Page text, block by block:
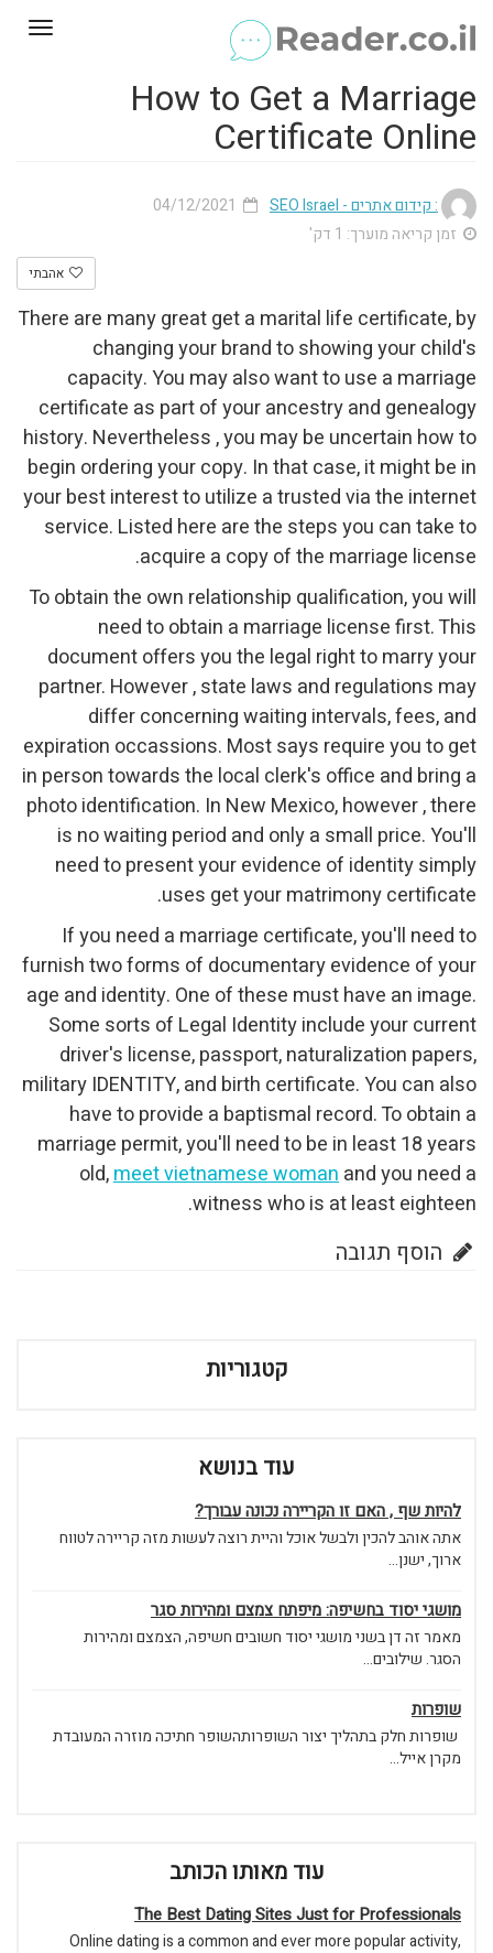
How to Get a Marriage
Certificate Online
: קידום אתרים - SEO Israel
זמן קריאה מוערך: 1 דק'
אהבתי
There are many great get a marital life certificate, by
changing your brand to showing your child's
capacity. You may also want to use a marriage
certificate as part of your ancestry and genealogy
history. Nevertheless , you may be uncertain how to
begin ordering your copy. In that case, it might be in
your best interest to utilize a trusted via the internet
service. Listed here are the steps you can take to
acquire a copy of the marriage license.
To obtain the own relationship qualification, you will
need to obtain a marriage license first. This
document offers you the legal right to marry your
partner. However , state laws and regulations may
differ concerning waiting intervals, fees, and
expiration occassions. Most says require you to get
in person towards the local clerk's office and bring a
photo identification. In New Mexico, however , there
is no waiting period and only a small price. You'll
need to present your evidence of identity simply
uses get your matrimony certificate.
If you need a marriage certificate, you'll need to
furnish two forms of documentary evidence of your
age and identity. One of these must have an image.
Some sorts of Legal Identity include your current
driver's license, passport, naturalization papers,
military IDENTITY, and birth certificate. You can also
have to provide a baptismal record. To obtain a
marriage permit, you'll need to be in least 18 years
old,meet vietnamese womanand you need a
witness who is at least eighteen.
הוסף תגובה
קטגוריות
עוד בנושא
להיות שף , האם זו הקריירה נכונה עבורך?
אתה אוהב להכין ולבשל אוכל והיית רוצה לעשות מזה קריירה לטווח
ארוך, ישנן...
מושגי יסוד בחשיפה: מיפתח צמצם ומהירות סגר
מאמר זה דן בשני מושגי יסוד חשובים חשיפה, הצמצם ומהירות
הסגר. שילובים...
שופרות
שופרות חלק בתהליך יצור השופרותהשופר חתיכה מוזרה המעובדת
מקרן אייל...
עוד מאותו הכותב
The Best Dating Sites Just for Professionals
Online dating is a common and ever more popular activity,